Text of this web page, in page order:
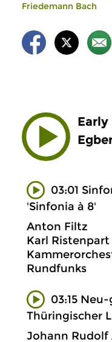
Friedemann Bach
03:01
'Sinfonia à 8'
Anton Filtz
Karl
Rundfunks
03:15
Thüringischer
Johann Rudolf